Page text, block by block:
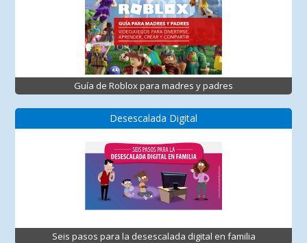
Guía de Roblox para madres y padres
Desescalada Digital
Seis pasos para la desescalada digital en familia